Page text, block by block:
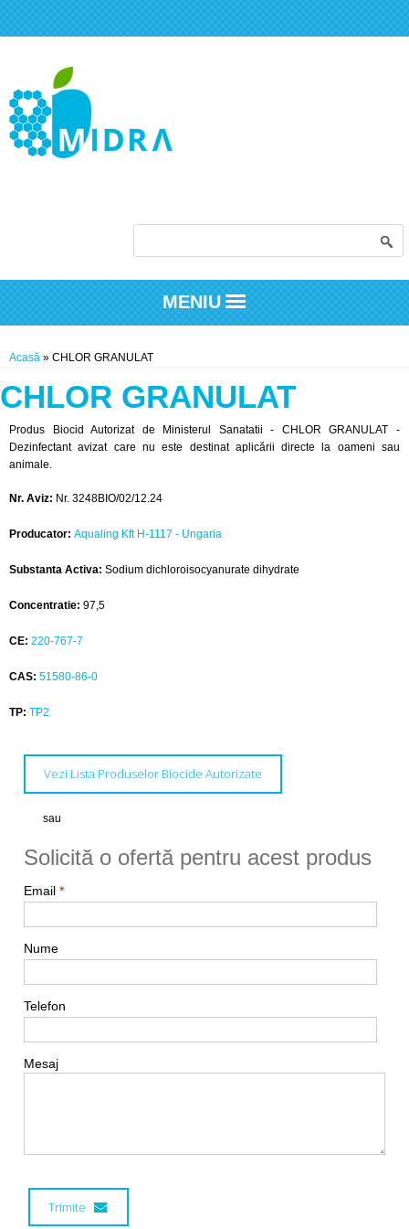
MENIU
Eşti aici
Acasă » CHLOR GRANULAT
CHLOR GRANULAT
Produs Biocid Autorizat de Ministerul Sanatatii - CHLOR GRANULAT -
Dezinfectant avizat care nu este destinat aplicării directe la oameni sau
animale.
Nr. Aviz: Nr. 3248BIO/02/12.24
Producator: Aqualing Kft H-1117 - Ungaria
Substanta Activa: Sodium dichloroisocyanurate dihydrate
Concentratie: 97,5
CE: 220-767-7
CAS: 51580-86-0
TP: TP2
Vezi Lista Produselor Biocide Autorizate
sau
Solicită o ofertă pentru acest produs
Email *
Nume
Telefon
Mesaj